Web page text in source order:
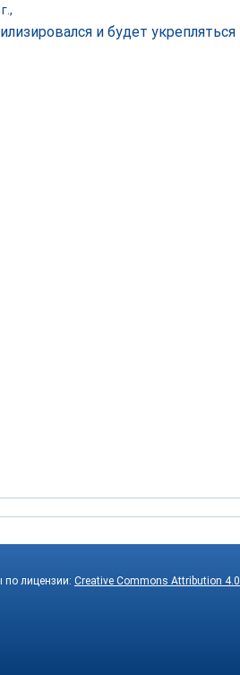
и будет укрепляться
по лицензии: Creative Commons Attribution 4.0